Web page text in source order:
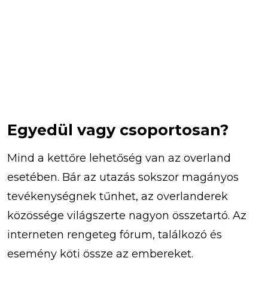
Egyedül vagy csoportosan?
Mind a kettőre lehetőség van az overland
esetében. Bár az utazás sokszor magányos
tevékenységnek tűnhet, az overlanderek
közössége világszerte nagyon összetartó. Az
interneten rengeteg fórum, találkozó és
esemény köti össze az embereket.